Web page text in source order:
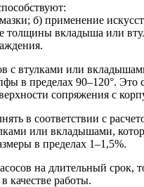
б) применение
толщины вкладыша или
втулками или
в пределах 90–120°.
сопряжения с
в соответствии с
или вкладышами,
в пределах 1–1,5%.
на длительный срок,
качестве работы.